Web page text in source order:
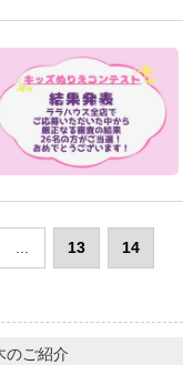
... 13 14
のご紹介